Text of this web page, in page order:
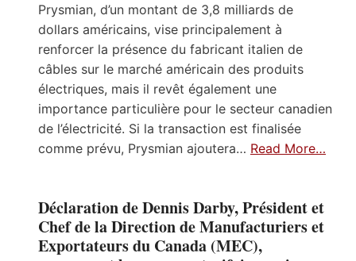
Prysmian, d’un montant de 3,8 milliards de
dollars américains, vise principalement à
renforcer la présence du fabricant italien de
câbles sur le marché américain des produits
électriques, mais il revêt également une
importance particulière pour le secteur canadien
de l’électricité. Si la transaction est finalisée
comme prévu, Prysmian ajoutera… Read More…
Déclaration de Dennis Darby, Président et
Chef de la Direction de Manufacturiers et
Exportateurs du Canada (MEC),